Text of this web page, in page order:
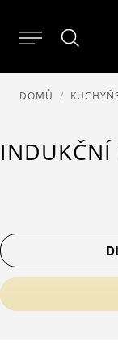
DOMŮ
INDUKČNÍ